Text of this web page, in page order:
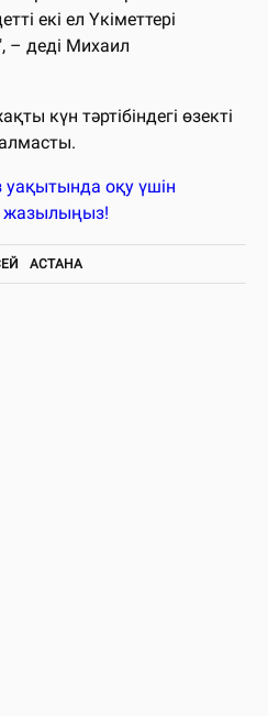
екі ел Үкіметтері
– деді Михаил
күн тәртібіндегі өзекті
оқу үшін
жазылыңыз!
АСТАНА